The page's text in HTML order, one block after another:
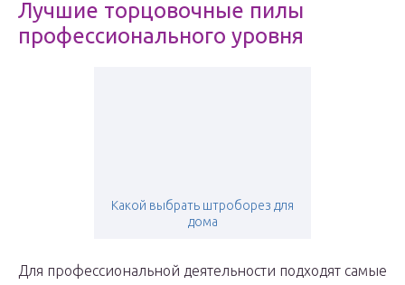
Лучшие торцовочные пилы
профессионального уровня
Какой выбрать штроборез для
дома
Для профессиональной деятельности подходят самые